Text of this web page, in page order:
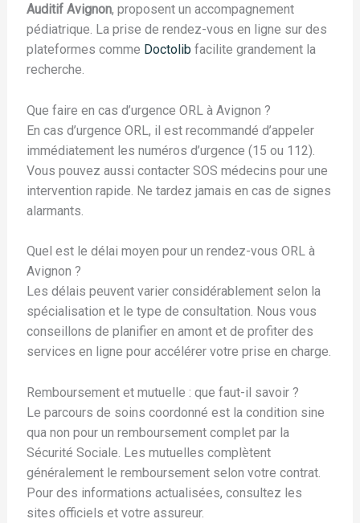
Auditif Avignon, proposent un accompagnement
pédiatrique. La prise de rendez-vous en ligne sur des
plateformes comme Doctolib facilite grandement la
recherche.
Que faire en cas d’urgence ORL à Avignon ?
En cas d’urgence ORL, il est recommandé d’appeler
immédiatement les numéros d’urgence (15 ou 112).
Vous pouvez aussi contacter SOS médecins pour une
intervention rapide. Ne tardez jamais en cas de signes
alarmants.
Quel est le délai moyen pour un rendez-vous ORL à
Avignon ?
Les délais peuvent varier considérablement selon la
spécialisation et le type de consultation. Nous vous
conseillons de planifier en amont et de profiter des
services en ligne pour accélérer votre prise en charge.
Remboursement et mutuelle : que faut-il savoir ?
Le parcours de soins coordonné est la condition sine
qua non pour un remboursement complet par la
Sécurité Sociale. Les mutuelles complètent
généralement le remboursement selon votre contrat.
Pour des informations actualisées, consultez les
sites officiels et votre assureur.